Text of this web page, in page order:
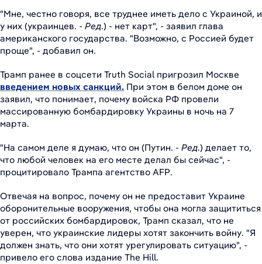
"Мне, честно говоря, все труднее иметь дело с Украиной, и
у них (украинцев. - Ред.) - нет карт", - заявил глава
американского государства. "Возможно, с Россией будет
проще", - добавил он.
Трамп ранее в соцсети Truth Social пригрозил Москве
введением новых санкций. При этом в белом доме он
заявил, что понимает, почему войска РФ провели
массированную бомбардировку Украины в ночь на 7
марта.
"На самом деле я думаю, что он (Путин. - Ред.) делает то,
что любой человек на его месте делал бы сейчас", -
процитировало Трампа агентство AFP.
Отвечая на вопрос, почему он не предоставит Украине
оборонительные вооружения, чтобы она могла защититься
от российских бомбардировок, Трамп сказал, что не
уверен, что украинские лидеры хотят закончить войну. "Я
должен знать, что они хотят урегулировать ситуацию", -
привело его слова издание The Hill.